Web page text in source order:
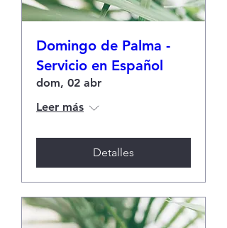
Domingo de Palma -
Servicio en Español
dom, 02 abr
Leer más
Detalles